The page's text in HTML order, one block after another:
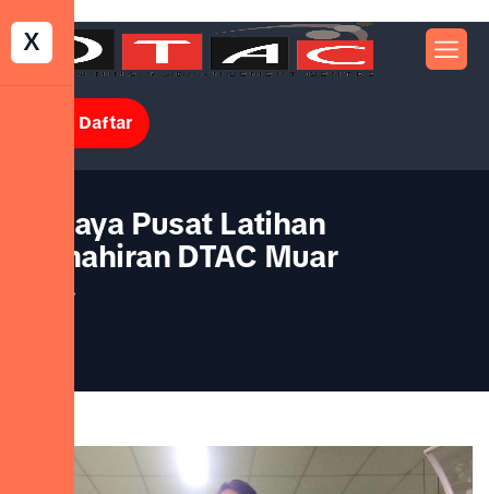
X
Jom Daftar
Kerjaya Pusat Latihan
Kemahiran DTAC Muar